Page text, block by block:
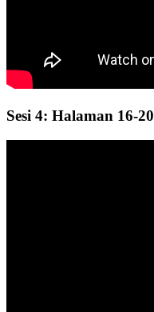
Sesi 4: Halaman 16-20